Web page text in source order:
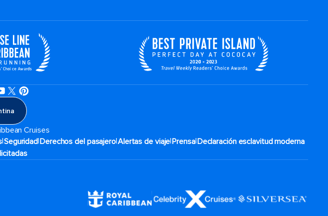
Cruises
|Seguridad|Derechos del pasajero|Alertas de viaje|Prensa|Declaración esclavitud moderna